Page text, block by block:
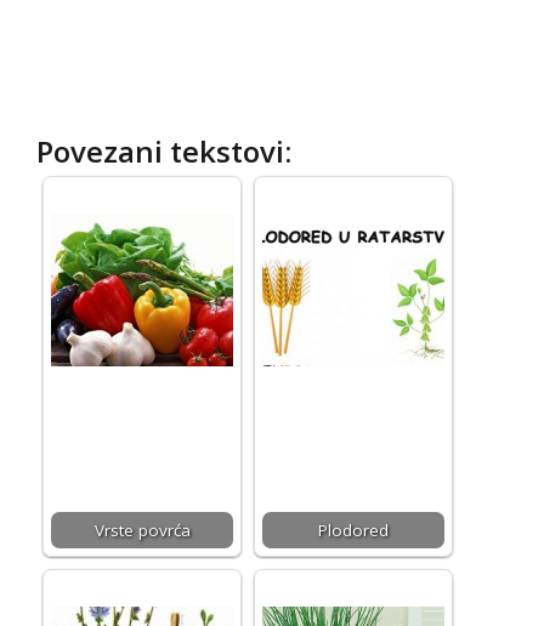
Povezani tekstovi:
Vrste povrća Plodored